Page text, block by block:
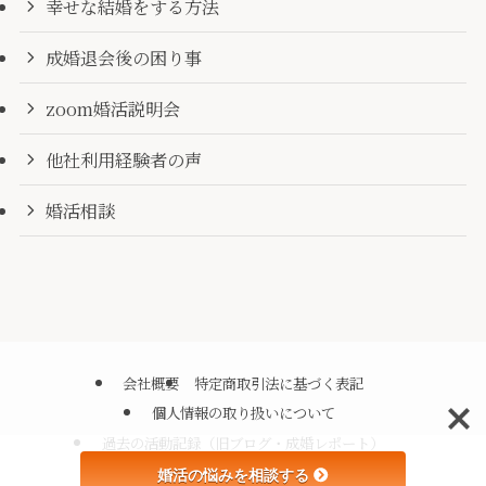
幸せな結婚をする方法
成婚退会後の困り事
zoom婚活説明会
他社利用経験者の声
婚活相談
会社概要
特定商取引法に基づく表記
個人情報の取り扱いについて
過去の活動記録（旧ブログ・成婚レポート）
婚活の悩みを相談する